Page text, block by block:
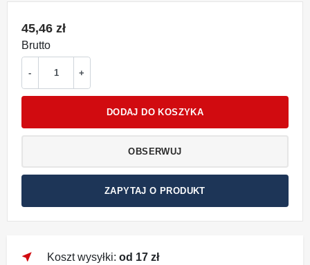
45,46 zł
Brutto
- +
DODAJ DO KOSZYKA
OBSERWUJ
ZAPYTAJ O PRODUKT
near_me Koszt wysyłki: od 17 zł